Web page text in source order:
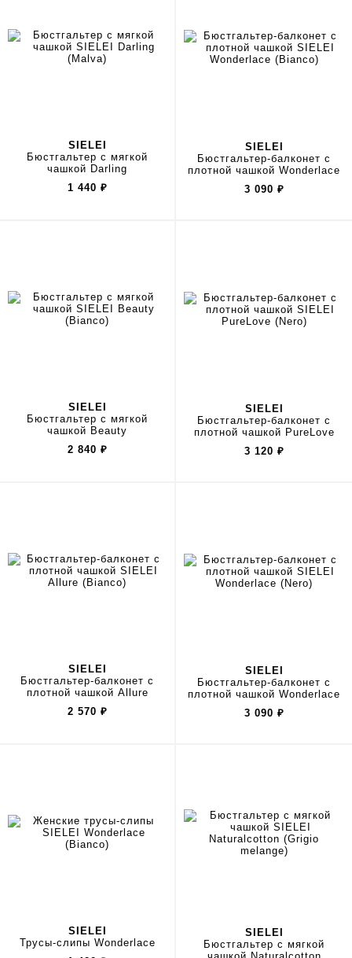
SIELEI
Бюстгальтер с мягкой
чашкой Darling
1 440 ₽
SIELEI
Бюстгальтер-балконет с
плотной чашкой Wonderlace
3 090 ₽
SIELEI
Бюстгальтер с мягкой
чашкой Beauty
2 840 ₽
SIELEI
Бюстгальтер-балконет с
плотной чашкой PureLove
3 120 ₽
SIELEI
Бюстгальтер-балконет с
плотной чашкой Allure
2 570 ₽
SIELEI
Бюстгальтер-балконет с
плотной чашкой Wonderlace
3 090 ₽
SIELEI
Трусы-слипы Wonderlace
SIELEI
Бюстгальтер с мягкой